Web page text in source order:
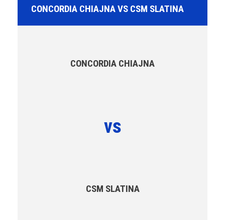
CONCORDIA CHIAJNA VS CSM SLATINA
CONCORDIA CHIAJNA
vs
CSM SLATINA